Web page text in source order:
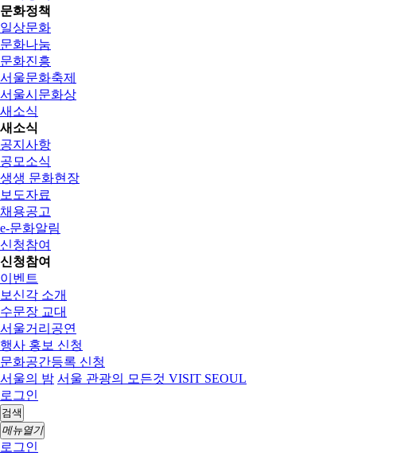
문화정책
일상문화
문화나눔
문화진흥
서울문화축제
서울시문화상
새소식
새소식
공지사항
공모소식
생생 문화현장
보도자료
채용공고
e-문화알림
신청참여
신청참여
이벤트
보신각 소개
수문장 교대
서울거리공연
행사 홍보 신청
문화공간등록 신청
서울의 밤 서울 관광의 모든것 VISIT SEOUL
로그인
검색
메뉴열기
로그인